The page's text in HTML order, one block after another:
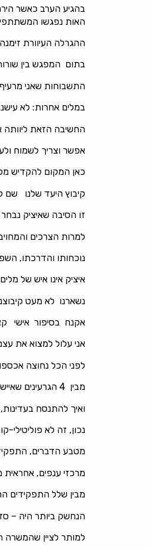
בהגיע הערב כאשר
האות נפגשו
ההגרלה העיוורת
בתום המפגש בין
התשבוחות שאני
במלים אחרות: לא
החשיבה הזאת ליוותה
אפשר וצריך לשמוח
כאן המקום להקדיש מלים
קיבוץ היעד שלנו שם
זו הסיבה שאיציק נבחר
למרות הצרכים והמחויבות
נוכחותו והדרכתו,
איציק אינו איש של
נשארנו לא מעט
אקנח בסיפור אישי
אני עלול למצוא את
לפני הכל נחוצה
מבין 4 הגרעינים שאיישו את ההיאחזות, היה גרעין אחד צעיר מאיתנו,
ואיך להתנסח
נכון, זה לא
מטבע הדברים,
מרכזי ענפים, אחראית
מבין שלל התפקידים
הנחשק ביותר היה – סדרן
למותר לציין שהמשרה